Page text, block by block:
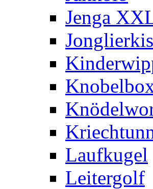
Jenga
Laufkugel
Leitergolf